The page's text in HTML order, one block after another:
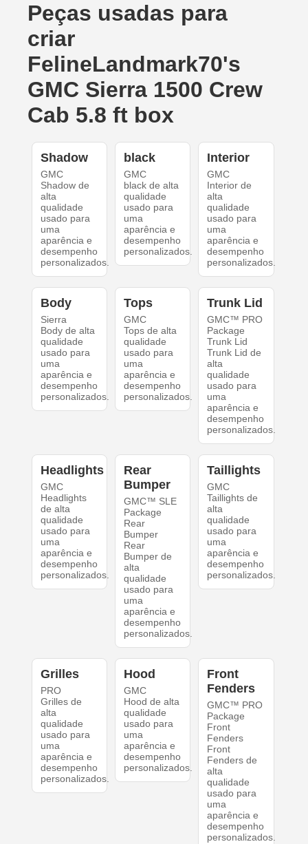
Peças usadas para
criar
FelineLandmark70's
GMC Sierra 1500 Crew
Cab 5.8 ft box
Shadow
GMC
Shadow de
alta
qualidade
usado para
uma
aparência e
desempenho
personalizados.
black
GMC
black de alta
qualidade
usado para
uma
aparência e
desempenho
personalizados.
Interior
GMC
Interior de
alta
qualidade
usado para
uma
aparência e
desempenho
personalizados.
Body
Sierra
Body de alta
qualidade
usado para
uma
aparência e
desempenho
personalizados.
Tops
GMC
Tops de alta
qualidade
usado para
uma
aparência e
desempenho
personalizados.
Trunk Lid
GMC™ PRO
Package
Trunk Lid
Trunk Lid de
alta
qualidade
usado para
uma
aparência e
desempenho
personalizados.
Headlights
GMC
Headlights
de alta
qualidade
usado para
uma
aparência e
desempenho
personalizados.
Rear
Bumper
GMC™ SLE
Package
Rear
Bumper
Rear
Bumper de
alta
qualidade
usado para
uma
aparência e
desempenho
personalizados.
Taillights
GMC
Taillights de
alta
qualidade
usado para
uma
aparência e
desempenho
personalizados.
Grilles
PRO
Grilles de
alta
qualidade
usado para
uma
aparência e
desempenho
personalizados.
Hood
GMC
Hood de alta
qualidade
usado para
uma
aparência e
desempenho
personalizados.
Front
Fenders
GMC™ PRO
Package
Front
Fenders
Front
Fenders de
alta
qualidade
usado para
uma
aparência e
desempenho
personalizados.